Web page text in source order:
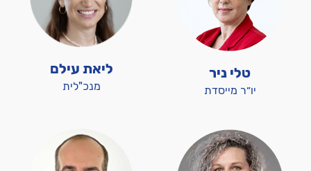
טלי ניר
יו״ר מייסדת
ליאת עילם
מנכ"לית